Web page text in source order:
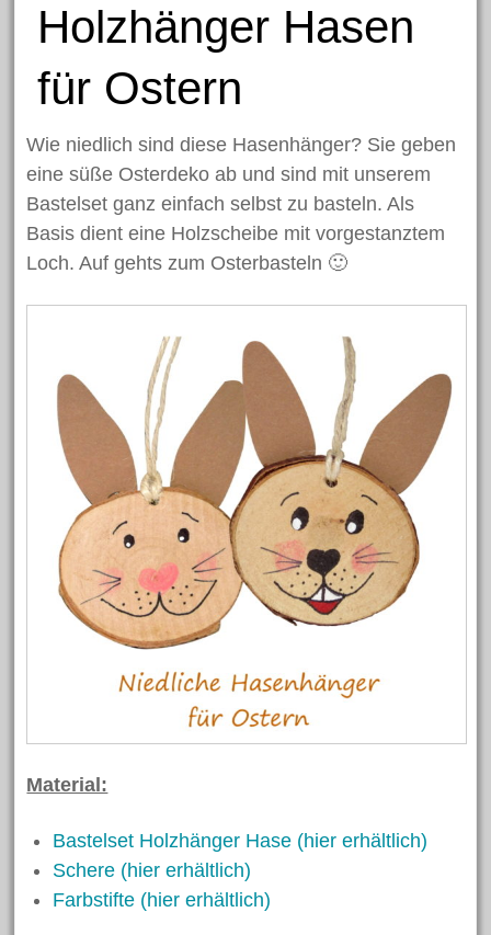
Dezember 2016
November 2016
Oktober 2016
Juli 2016
Juni 2016
Mai 2016
April 2016
Kategorien
Bastelanleitungen
Bastelideen
Basteln mit Kindern
Basteltechniken von A – Z
Fasching/Karneval
Ostern
Trends und Neuheiten
Weihnachten
Schlagwörter
Holzhänger Hasen
für Ostern
Wie niedlich sind diese Hasenhänger? Sie geben
eine süße Osterdeko ab und sind mit unserem
Bastelset ganz einfach selbst zu basteln. Als
Basis dient eine Holzscheibe mit vorgestanztem
Loch. Auf gehts zum Osterbasteln 🙂
Material:
Bastelset Holzhänger Hase (hier erhältlich)
Schere (hier erhältlich)
Farbstifte (hier erhältlich)